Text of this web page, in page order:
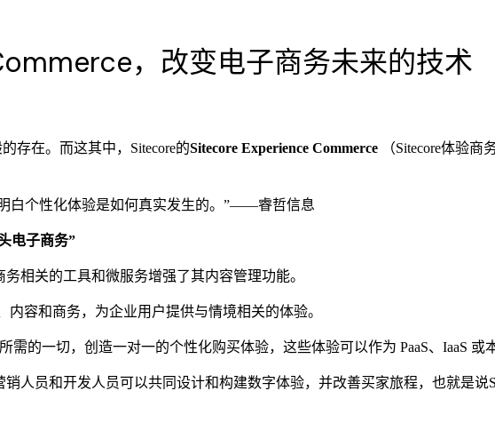
，改变电子商务未来的技术
存在。而这其中，Sitecore的Sitecore Experience Commerce （Sitecore体验商
白个性化体验是如何真实发生的。”——睿哲信息
电子商务”
务相关的工具和微服务增强了其内容管理功能。
容和商务，为企业用户提供与情境相关的体验。
的一切，创造一对一的个性化购买体验，这些体验可以作为 PaaS、IaaS 或本
人员和开发人员可以共同设计和构建数字体验，并改善买家旅程，也就是说